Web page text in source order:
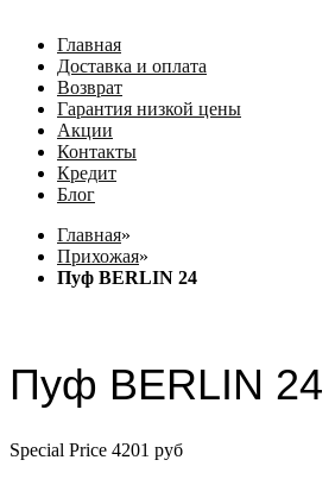
Главная
Доставка и оплата
Возврат
Гарантия низкой цены
Акции
Контакты
Кредит
Блог
Главная»
Прихожая»
Пуф BERLIN 24
Пуф BERLIN 24
Special Price 4201 руб